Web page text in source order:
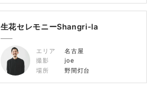
生花セレモニーShangri-la
エリア
名古屋
撮影
joe
場所
野間灯台